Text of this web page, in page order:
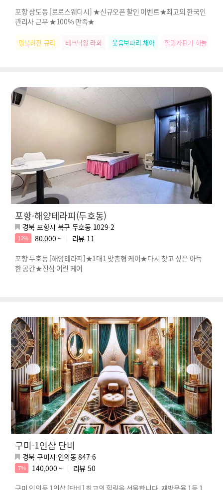
포항 상도동 [로로스웨디시] ★신규오픈 할인 이벤트★최고의 한국인
관리사 근무 ★100% 만족★
명불허전 규리 테크닉왕 라희 웃음보따리 채아 힐링자판기 하늘
포항-해양테라피(두호동)
경북 포항시 북구 두호동 1029-2
12% 80,000 ~ 리뷰 11
포항 두호동 [해양테라피]★1대1 맞춤형 케어★다시 찾고 싶은 아늑
한 공간★진심 어린 케어
구미-1인샵 단비
경북 구미시 인의동 847-6
7% 140,000 ~ 리뷰 50
구미 인의동 1인샵 [단비] 최고의 힐링을 선물합니다, 재방문율 1등 1